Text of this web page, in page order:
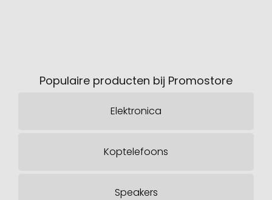
Populaire producten bij Promostore
Elektronica
Koptelefoons
Speakers